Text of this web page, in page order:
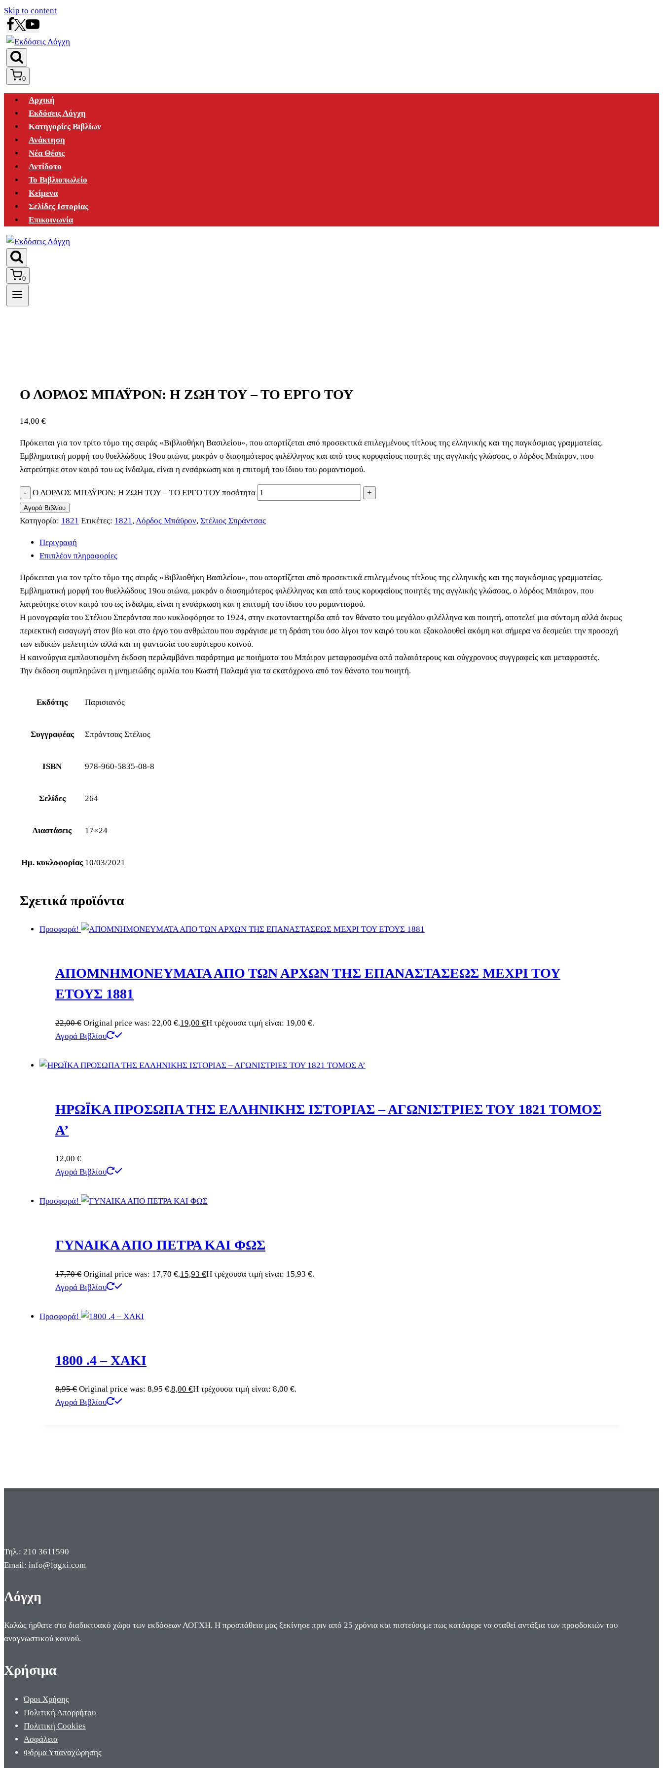
Skip to content
0
Αρχική
Εκδόσεις Λόγχη
Κατηγορίες Βιβλίων
Ανάκτηση
Νέα Θέσις
Αντίδοτο
Το Βιβλιοπωλείο
Κείμενα
Σελίδες Ιστορίας
Επικοινωνία
0
Ο ΛΟΡΔΟΣ ΜΠΑΫΡΟΝ: Η ΖΩΗ ΤΟΥ – ΤΟ ΕΡΓΟ ΤΟΥ
14,00 €
Πρόκειται για τον τρίτο τόμο της σειράς «Βιβλιοθήκη Βασιλείου», που απαρτίζεται από προσεκτικά επιλεγμένους τίτλους της ελληνικής και της παγκόσμιας γραμματείας.
Εμβληματική μορφή του θυελλώδους 19ου αιώνα, μακράν ο διασημότερος φιλέλληνας και από τους κορυφαίους ποιητές της αγγλικής γλώσσας, ο λόρδος Μπάιρον, που
λατρεύτηκε στον καιρό του ως ίνδαλμα, είναι η ενσάρκωση και η επιτομή του ίδιου του ρομαντισμού.
Ο ΛΟΡΔΟΣ ΜΠΑΫΡΟΝ: Η ΖΩΗ ΤΟΥ – ΤΟ ΕΡΓΟ ΤΟΥ ποσότητα
Αγορά Βιβλίου
Κατηγορία: 1821 Ετικέτες: 1821 , Λόρδος Μπάϋρον, Στέλιος Σπράντσας
Περιγραφή
Επιπλέον πληροφορίες
Πρόκειται για τον τρίτο τόμο της σειράς «Βιβλιοθήκη Βασιλείου», που απαρτίζεται από προσεκτικά επιλεγμένους τίτλους της ελληνικής και της παγκόσμιας γραμματείας.
Εμβληματική μορφή του θυελλώδους 19ου αιώνα, μακράν ο διασημότερος φιλέλληνας και από τους κορυφαίους ποιητές της αγγλικής γλώσσας, ο λόρδος Μπάιρον, που
λατρεύτηκε στον καιρό του ως ίνδαλμα, είναι η ενσάρκωση και η επιτομή του ίδιου του ρομαντισμού.
Η μονογραφία του Στέλιου Σπεράντσα που κυκλοφόρησε το 1924, στην εκατονταετηρίδα από τον θάνατο του μεγάλου φιλέλληνα και ποιητή, αποτελεί μια σύντομη αλλά άκρως
περιεκτική εισαγωγή στον βίο και στο έργο του ανθρώπου που σφράγισε με τη δράση του όσο λίγοι τον καιρό του και εξακολουθεί ακόμη και σήμερα να δεσμεύει την προσοχή
των ειδικών μελετητών αλλά και τη φαντασία του ευρύτερου κοινού.
Η καινούργια εμπλουτισμένη έκδοση περιλαμβάνει παράρτημα με ποιήματα του Μπάιρον μεταφρασμένα από παλαιότερους και σύγχρονους συγγραφείς και μεταφραστές.
Την έκδοση συμπληρώνει η μνημειώδης ομιλία του Κωστή Παλαμά για τα εκατόχρονα από τον θάνατο του ποιητή.
Εκδότης Παρισιανός
Συγγραφέας Σπράντσας Στέλιος
ISBN 978-960-5835-08-8
Σελίδες 264
Διαστάσεις 17×24
Ημ. κυκλοφορίας 10/03/2021
Σχετικά προϊόντα
Προσφορά!
ΑΠΟΜΝΗΜΟΝΕΥΜΑΤΑ ΑΠΟ ΤΩΝ ΑΡΧΩΝ ΤΗΣ ΕΠΑΝΑΣΤΑΣΕΩΣ ΜΕΧΡΙ ΤΟΥ
ΕΤΟΥΣ 1881
22,00€ Original price was: 22,00 €.19,00 €Η τρέχουσα τιμή είναι: 19,00 €.
Αγορά Βιβλίου
ΗΡΩΪΚΑ ΠΡΟΣΩΠΑ ΤΗΣ ΕΛΛΗΝΙΚΗΣ ΙΣΤΟΡΙΑΣ – ΑΓΩΝΙΣΤΡΙΕΣ ΤΟΥ 1821 ΤΟΜΟΣ
Α’
12,00 €
Αγορά Βιβλίου
Προσφορά!
ΓΥΝΑΙΚΑ ΑΠΟ ΠΕΤΡΑ ΚΑΙ ΦΩΣ
17,70€ Original price was: 17,70 €.15,93 €Η τρέχουσα τιμή είναι: 15,93 €.
Αγορά Βιβλίου
Προσφορά!
1800 .4 – ΧΑΚΙ
8,95€ Original price was: 8,95 €.8,00 €Η τρέχουσα τιμή είναι: 8,00 €.
Αγορά Βιβλίου
Τηλ.: 210 3611590
Email: info@logxi.com
Λόγχη
Καλώς ήρθατε στο διαδικτυακό χώρο των εκδόσεων ΛΟΓΧΗ. Η προσπάθεια μας ξεκίνησε πριν από 25 χρόνια και πιστεύουμε πως κατάφερε να σταθεί αντάξια των προσδοκιών του
αναγνωστικού κοινού.
Χρήσιμα
Όροι Χρήσης
Πολιτική Απορρήτου
Πολιτική Cookies
Ασφάλεια
Φόρμα Υπαναχώρησης